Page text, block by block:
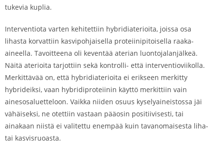
tukevia kuplia.
Interventiota varten kehitettiin hybridiaterioita, joissa osa
lihasta korvattiin kasvipohjaisella proteiinipitoisella raaka-
aineella. Tavoitteena oli keventää aterian luontojalanjälkeä.
Näitä aterioita tarjottiin sekä kontrolli- että interventioviikolla.
Merkittävää on, että hybridiaterioita ei erikseen merkitty
hybrideiksi, vaan hybridiproteiinin käyttö merkittiin vain
ainesosaluetteloon. Vaikka niiden osuus kyselyaineistossa jäi
vähäiseksi, ne otettiin vastaan pääosin positiivisesti, tai
ainakaan niistä ei valitettu enempää kuin tavanomaisesta liha-
tai kasvisruoasta.